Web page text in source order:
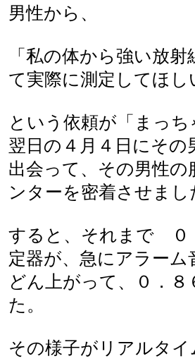
男性から、
「私の体から強い放
て実際に測定してほし
という依頼が「まっ
翌日の４月４日にそ
出会って、その男性
ンターを密着させまし
すると、それまで ０
定器が、急にアラー
どん上がって、０．
た。
その様子がリアルタ